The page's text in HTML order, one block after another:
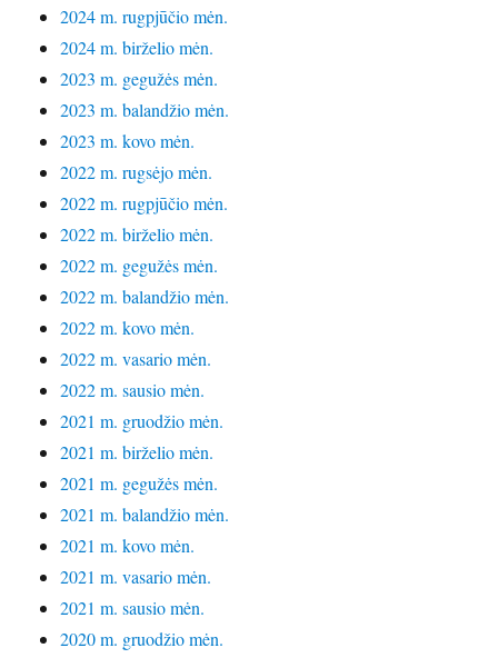
2024 m. rugpjūčio mėn.
2024 m. birželio mėn.
2023 m. gegužės mėn.
2023 m. balandžio mėn.
2023 m. kovo mėn.
2022 m. rugsėjo mėn.
2022 m. rugpjūčio mėn.
2022 m. birželio mėn.
2022 m. gegužės mėn.
2022 m. balandžio mėn.
2022 m. kovo mėn.
2022 m. vasario mėn.
2022 m. sausio mėn.
2021 m. gruodžio mėn.
2021 m. birželio mėn.
2021 m. gegužės mėn.
2021 m. balandžio mėn.
2021 m. kovo mėn.
2021 m. vasario mėn.
2021 m. sausio mėn.
2020 m. gruodžio mėn.